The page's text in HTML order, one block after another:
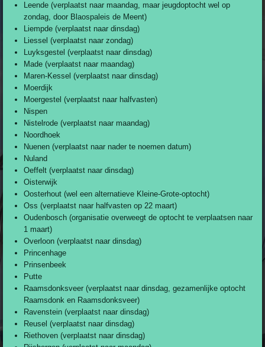
Leende (verplaatst naar maandag, maar jeugdoptocht wel op
zondag, door Blaospaleis de Meent)
Liempde (verplaatst naar dinsdag)
Liessel (verplaatst naar zondag)
Luyksgestel (verplaatst naar dinsdag)
Made (verplaatst naar maandag)
Maren-Kessel (verplaatst naar dinsdag)
Moerdijk
Moergestel (verplaatst naar halfvasten)
Nispen
Nistelrode (verplaatst naar maandag)
Noordhoek
Nuenen (verplaatst naar nader te noemen datum)
Nuland
Oeffelt (verplaatst naar dinsdag)
Oisterwijk
Oosterhout (wel een alternatieve Kleine-Grote-optocht)
Oss (verplaatst naar halfvasten op 22 maart)
Oudenbosch (organisatie overweegt de optocht te verplaatsen naar
1 maart)
Overloon (verplaatst naar dinsdag)
Princenhage
Prinsenbeek
Putte
Raamsdonksveer (verplaatst naar dinsdag, gezamenlijke optocht
Raamsdonk en Raamsdonksveer)
Ravenstein (verplaatst naar dinsdag)
Reusel (verplaatst naar dinsdag)
Riethoven (verplaatst naar dinsdag)